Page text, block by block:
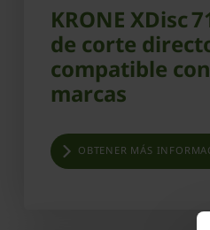
KRONE XDisc
de corte
compatible
marcas
OBTENER MÁS